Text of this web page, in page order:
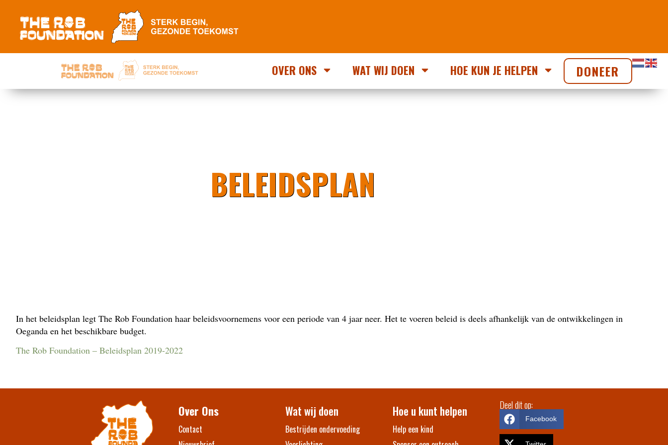
OVER ONS WAT WIJ DOEN HOE KUN JE HELPEN DONEER
BELEIDSPLAN
In het beleidsplan legt The Rob Foundation haar beleidsvoornemens voor een periode van 4 jaar neer. Het te voeren beleid is deels afhankelijk van de ontwikkelingen in
Oeganda en het beschikbare budget.
The Rob Foundation – Beleidsplan 2019-2022
Over Ons
Contact​
Wat wij doen
Bestrijden ondervoeding
Hoe u kunt helpen
Help een kind
Deel dit op:
Facebook